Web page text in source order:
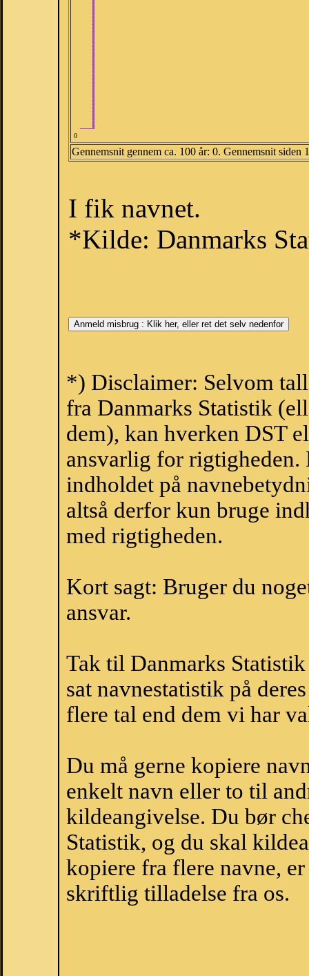
0
Gennemsnit gennem ca. 100 år: 0. Gennemsnit siden
I fik navnet.
*Kilde: Danmarks
*) Disclaimer: Selvom
fra Danmarks Statistik
dem), kan hverken DST
ansvarlig for
indholdet på
altså derfor kun bruge
med rigtigheden.
Kort sagt: Bruger du
ansvar.
Tak til Danmarks
sat navnestatistik på
flere tal end dem vi har
Du må gerne kopiere
enkelt navn eller to til
kildeangivelse. Du bør
Statistik, og du skal
kopiere fra flere navne,
skriftlig tilladelse fra os.